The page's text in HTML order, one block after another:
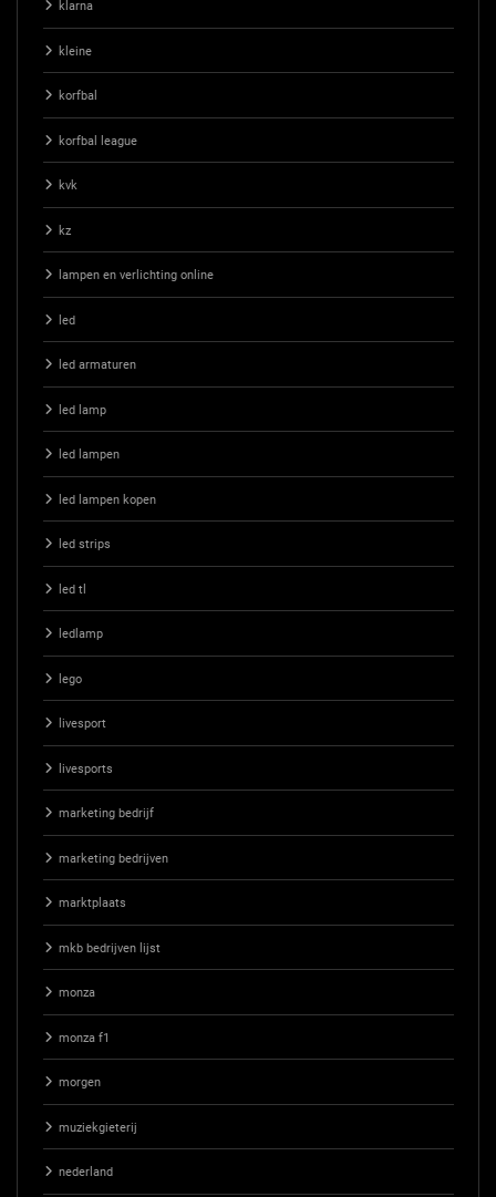
klarna
kleine
korfbal
korfbal league
kvk
kz
lampen en verlichting online
led
led armaturen
led lamp
led lampen
led lampen kopen
led strips
led tl
ledlamp
lego
livesport
livesports
marketing bedrijf
marketing bedrijven
marktplaats
mkb bedrijven lijst
monza
monza f1
morgen
muziekgieterij
nederland